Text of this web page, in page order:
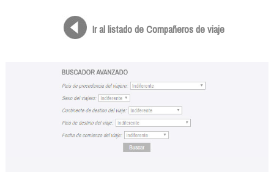
Ir al listado de Compañeros de viaje